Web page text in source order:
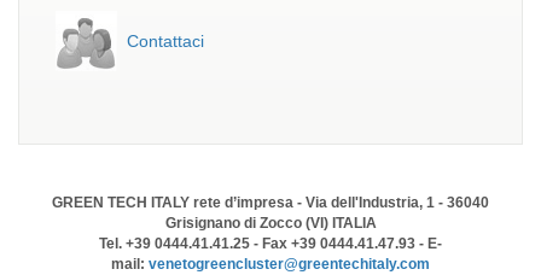
Contattaci
GREEN TECH ITALY rete d’impresa - Via dell'Industria, 1 - 36040
Grisignano di Zocco (VI) ITALIA
Tel. +39 0444.41.41.25 - Fax +39 0444.41.47.93 - E-
mail: venetogreencluster@greentechitaly.com